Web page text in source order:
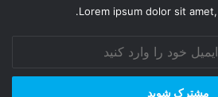
Lorem ipsum dolor sit